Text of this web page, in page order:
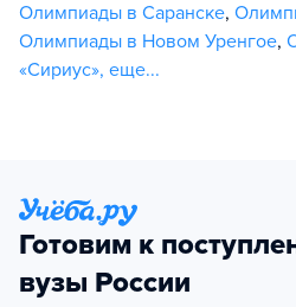
Олимпиады в Саранске,
Олимпиады в Новом Уренгое,
«Сириус», еще...
Готовим к
вузы России